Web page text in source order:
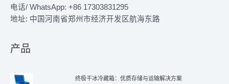
电话/ WhatsApp: +86 17303831295
地址: 中国河南省郑州市经济开发区航海东路
产品
终极干冰冷藏箱：优质存储与运输解决方案